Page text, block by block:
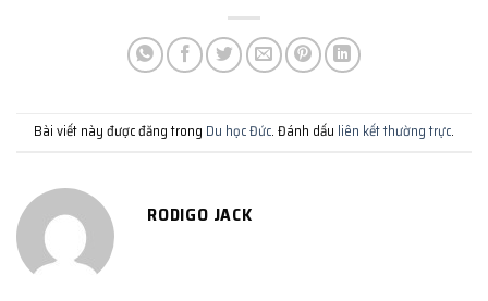
Bài viết này được đăng trong Du học Đức. Đánh dấu liên kết thường trực.
RODIGO JACK